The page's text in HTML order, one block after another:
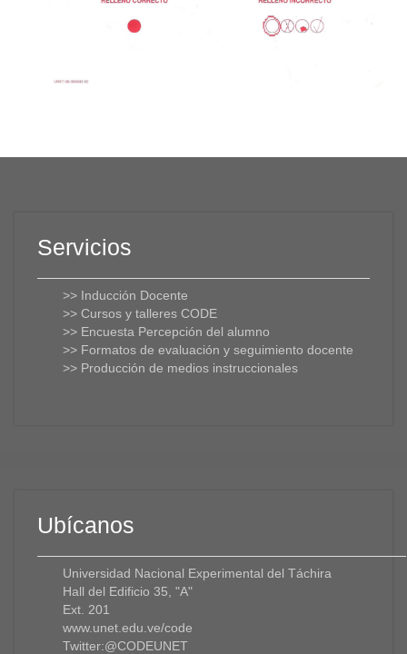
Servicios
>> Inducción Docente
>> Cursos y talleres CODE
>> Encuesta Percepción del alumno
>> Formatos de evaluación y seguimiento docente
>> Producción de medios instruccionales
Ubícanos
Universidad Nacional Experimental del Táchira
Hall del Edificio 35, "A"
Ext. 201
www.unet.edu.ve/code
Twitter:@CODEUNET